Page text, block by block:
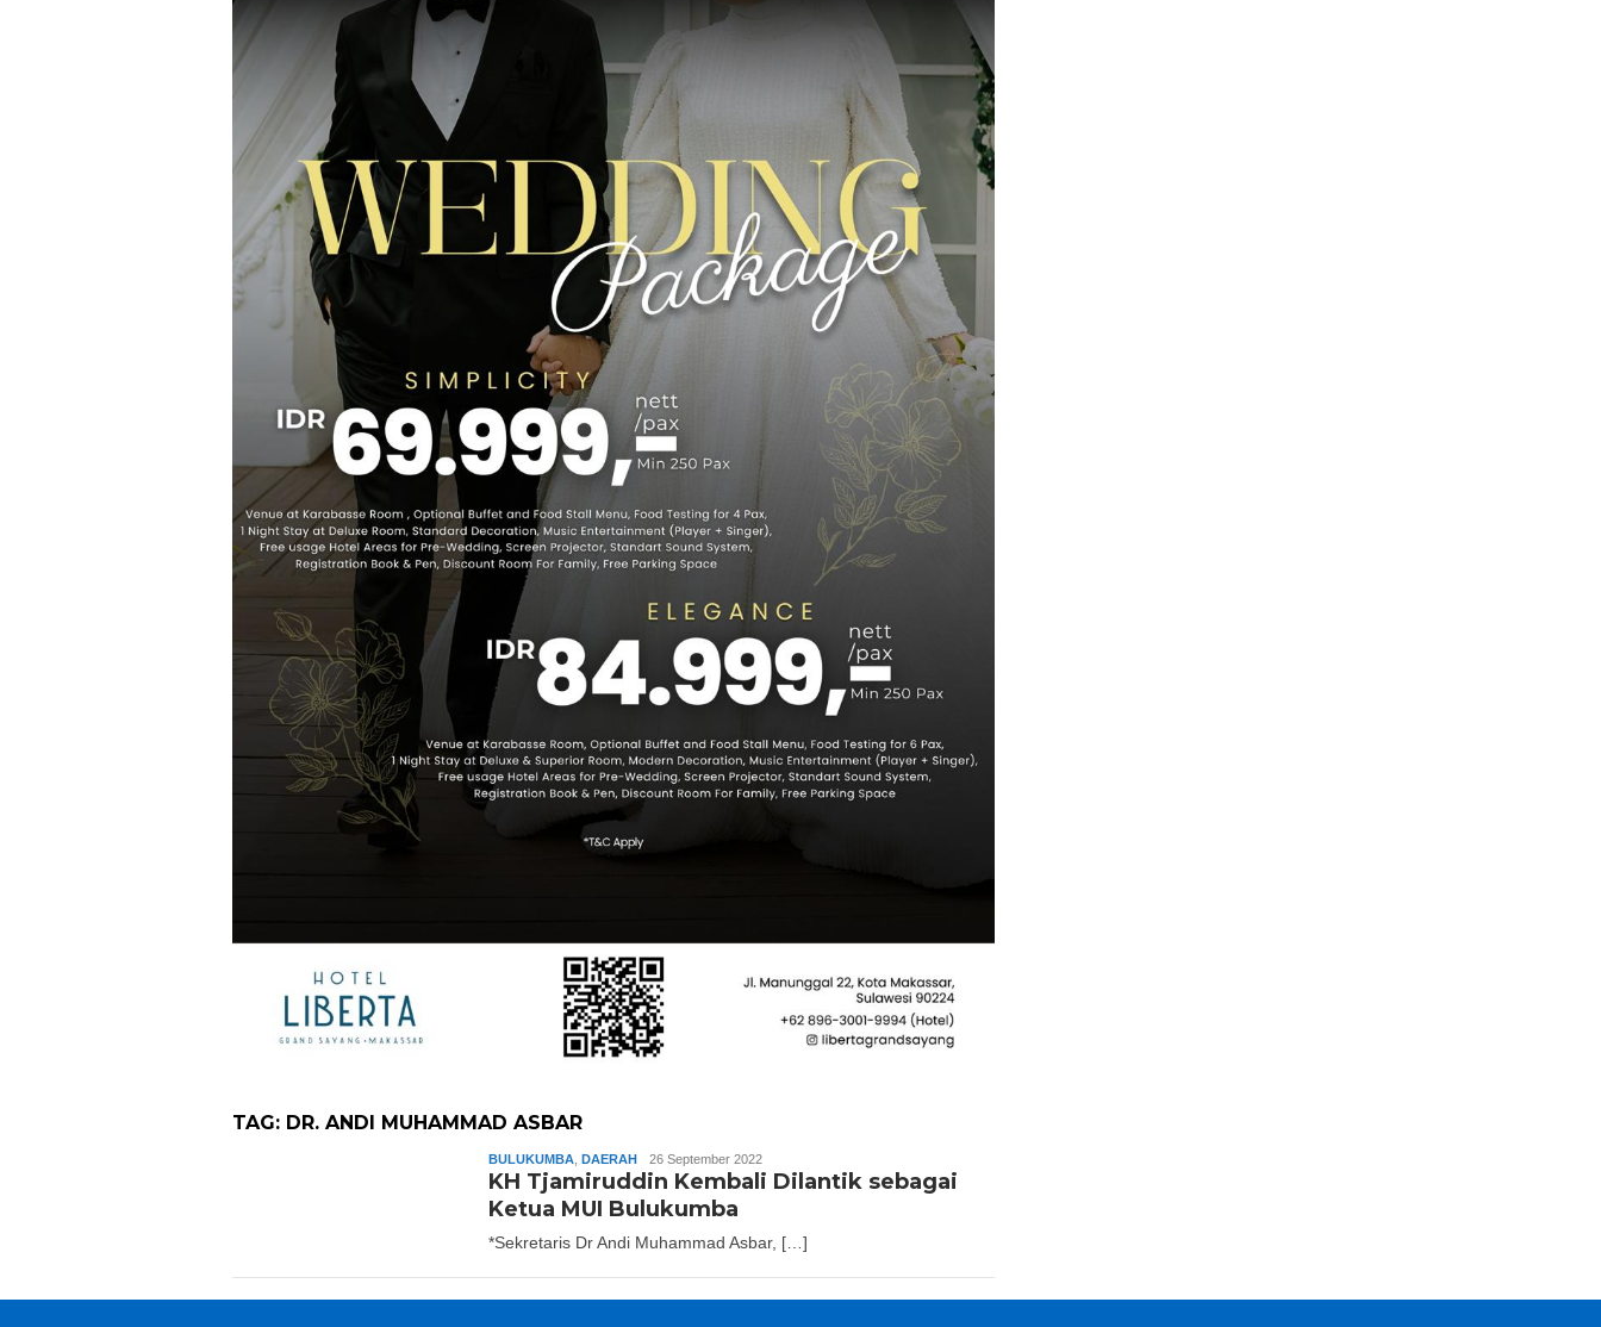
TAG: DR. ANDI MUHAMMAD ASBAR
BULUKUMBA DAERAH Slamet
Riady
26 September 2022
KH Tjamiruddin Kembali Dilantik sebagai
Ketua MUI Bulukumba
*Sekretaris Dr Andi Muhammad Asbar, […]